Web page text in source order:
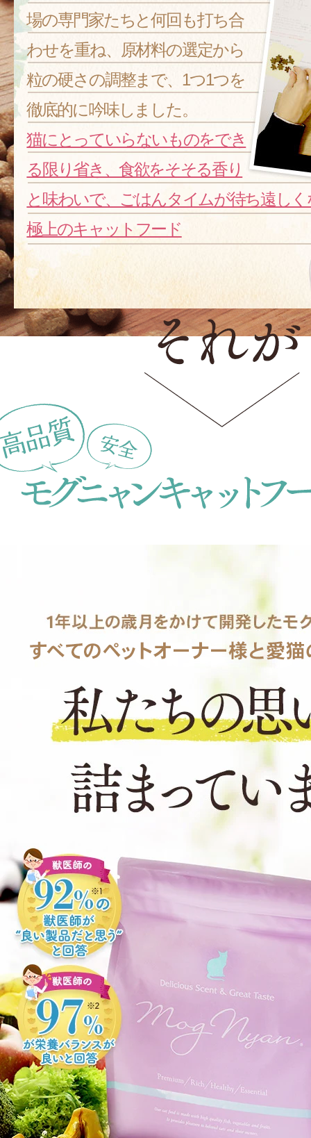
場の専門家たちと何回も打ち合
わせを重ね、原材料の選定から
粒の硬さの調整まで、1つ1つを
徹底的に吟味しました。
猫にとっていらないものをでき
る限り省き、食欲をそそる香り
と味わいで、ごはんタイムが待ち遠しく
極上のキャットフード